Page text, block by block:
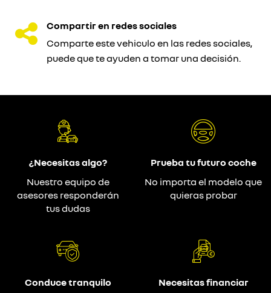
Compartir en redes sociales
Comparte este vehiculo en las redes sociales,
puede que te ayuden a tomar una decisión.
¿Necesitas algo?
Nuestro equipo de
asesores responderán
tus dudas
Prueba tu futuro coche
No importa el modelo que
quieras probar
Conduce tranquilo
Necesitas financiar